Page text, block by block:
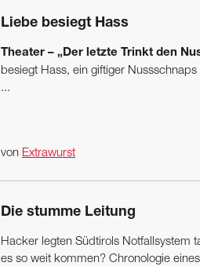
Liebe besiegt Hass
Theater – „Der letzte Trinkt den
besiegt Hass, ein giftiger
...
von Extrawurst
Die stumme Leitung
Hacker legten Südtirols Notfallsystem
es so weit kommen? Chronologie